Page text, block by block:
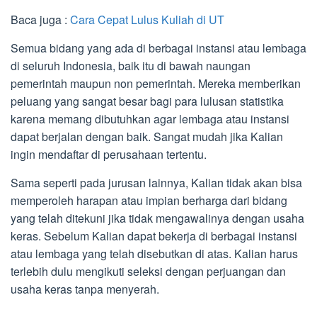
Baca juga : Cara Cepat Lulus Kuliah di UT
Semua bidang yang ada di berbagai instansi atau lembaga
di seluruh Indonesia, baik itu di bawah naungan
pemerintah maupun non pemerintah. Mereka memberikan
peluang yang sangat besar bagi para lulusan statistika
karena memang dibutuhkan agar lembaga atau instansi
dapat berjalan dengan baik. Sangat mudah jika Kalian
ingin mendaftar di perusahaan tertentu.
Sama seperti pada jurusan lainnya, Kalian tidak akan bisa
memperoleh harapan atau impian berharga dari bidang
yang telah ditekuni jika tidak mengawalinya dengan usaha
keras. Sebelum Kalian dapat bekerja di berbagai instansi
atau lembaga yang telah disebutkan di atas. Kalian harus
terlebih dulu mengikuti seleksi dengan perjuangan dan
usaha keras tanpa menyerah.